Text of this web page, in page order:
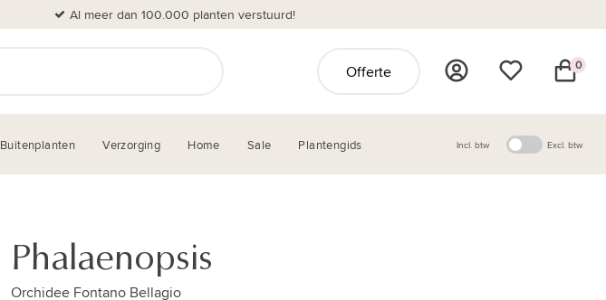
Al meer dan 100.000 planten verstuurd!
Offerte 0
Buitenplanten Verzorging Home Sale Plantengids Incl. btw Excl. btw
Phalaenopsis
Orchidee Fontano Bellagio